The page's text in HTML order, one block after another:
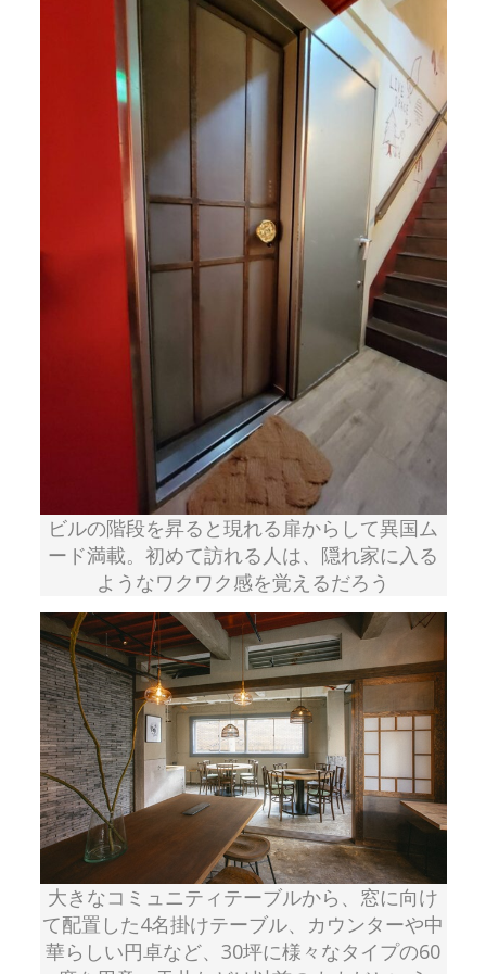
ビルの階段を昇ると現れる扉からして異国ム
ード満載。初めて訪れる人は、隠れ家に入る
ようなワクワク感を覚えるだろう
大きなコミュニティテーブルから、窓に向け
て配置した4名掛けテーブル、カウンターや中
華らしい円卓など、30坪に様々なタイプの60